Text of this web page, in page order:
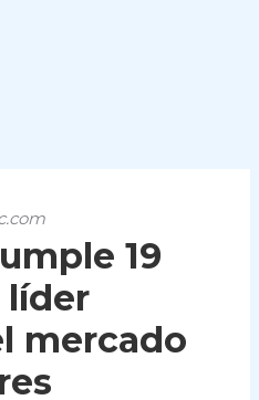
19
líder
mercado